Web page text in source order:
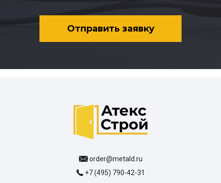
Отправить заявку
order@metald.ru
+7 (495) 790-42-31